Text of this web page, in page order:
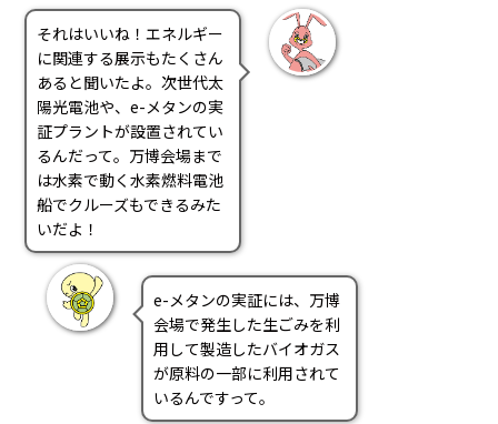
お問い合わせ
年間休刊日
サイトマップ
採用情報
Rim Energy Media(韓国語)
それはいいね！エネルギー
に関連する展示もたくさん
あると聞いたよ。次世代太
陽光電池や、e-メタンの実
証プラントが設置されてい
るんだって。万博会場まで
は水素で動く水素燃料電池
船でクルーズもできるみた
いだよ！
e-メタンの実証には、万博
会場で発生した生ごみを利
用して製造したバイオガス
が原料の一部に利用されて
いるんですって。